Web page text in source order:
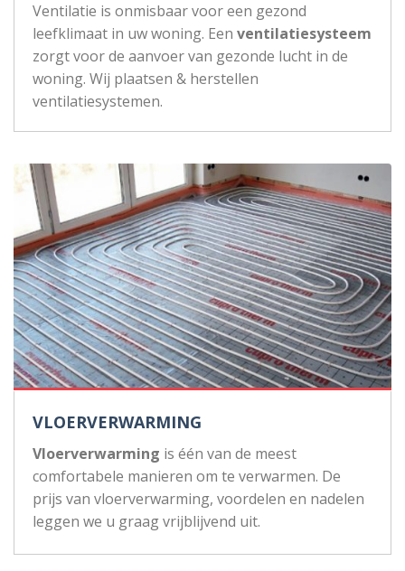
Ventilatie is onmisbaar voor een gezond
leefklimaat in uw woning. Een ventilatiesysteem
zorgt voor de aanvoer van gezonde lucht in de
woning. Wij plaatsen & herstellen
ventilatiesystemen.
VLOERVERWARMING
Vloerverwarming is één van de meest
comfortabele manieren om te verwarmen. De
prijs van vloerverwarming, voordelen en nadelen
leggen we u graag vrijblijvend uit.